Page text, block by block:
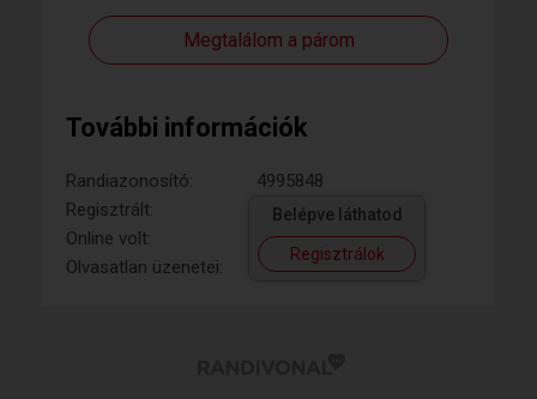
Megtalálom a párom
További információk
Randiazonosító:
4995848
Regisztrált:
Online volt:
Olvasatlan üzenetei:
Belépve láthatod
Regisztrálok